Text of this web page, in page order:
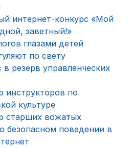
интернет-конкурс «Мой
заветный!»
глазами детей
по свету
в резерв управленческих
инструкторов по
культуре
старших вожатых
безопасном поведении в